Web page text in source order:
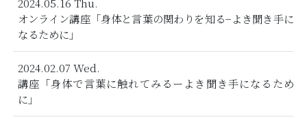
オンライン講座「身体と言葉の関わりを知る−よき聞き手に
なるために」
2024.02.07 Wed.
講座「身体で言葉に触れてみるーよき聞き手になるため
に」